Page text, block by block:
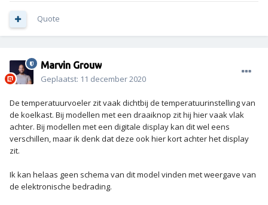
Quote
Marvin Grouw
Geplaatst: 11 december 2020
De temperatuurvoeler zit vaak dichtbij de temperatuurinstelling van
de koelkast. Bij modellen met een draaiknop zit hij hier vaak vlak
achter. Bij modellen met een digitale display kan dit wel eens
verschillen, maar ik denk dat deze ook hier kort achter het display
zit.
Ik kan helaas geen schema van dit model vinden met weergave van
de elektronische bedrading.